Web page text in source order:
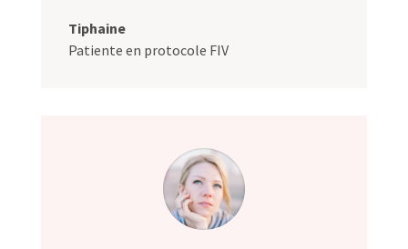
Tiphaine
Patiente en protocole FIV